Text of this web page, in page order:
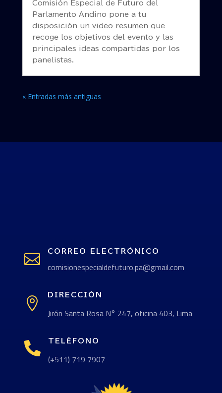
Comisión Especial de Futuro del
Parlamento Andino pone a tu
disposición un video resumen que
recoge los objetivos del evento y las
principales ideas compartidas por los
panelistas.
« Entradas más antiguas
 CORREO ELECTRÓNICO
comisionespecialdefuturo.pa@gmail.com

DIRECCIÓN
Jirón Santa Rosa N° 247, oficina 403, Lima
 TELÉFONO
(+511) 719 7907